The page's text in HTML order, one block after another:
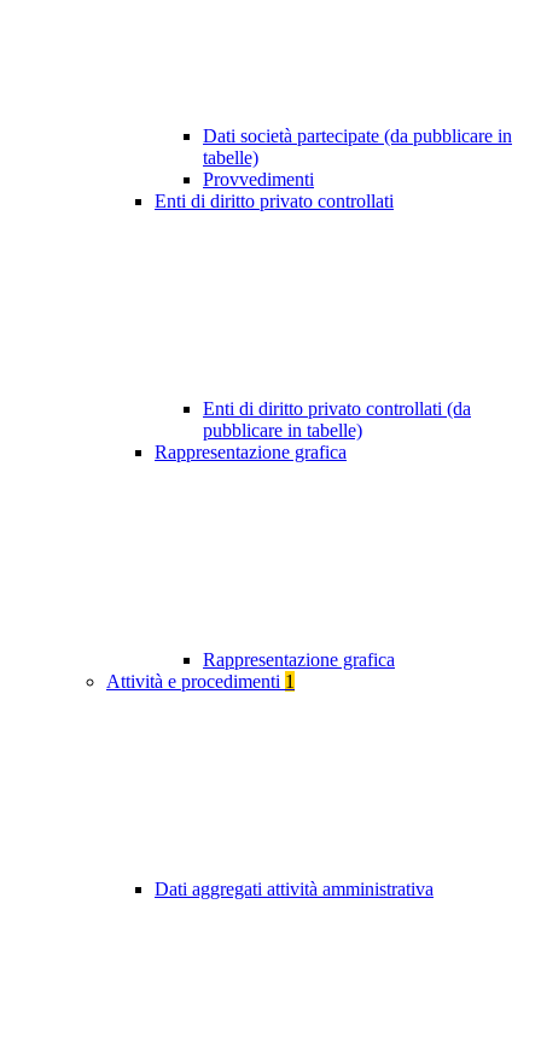
Dati società partecipate (da pubblicare in
tabelle)
Provvedimenti
Enti di diritto privato controllati
Enti di diritto privato controllati (da
pubblicare in tabelle)
Rappresentazione grafica
Rappresentazione grafica
Attività e procedimenti 1
Dati aggregati attività amministrativa